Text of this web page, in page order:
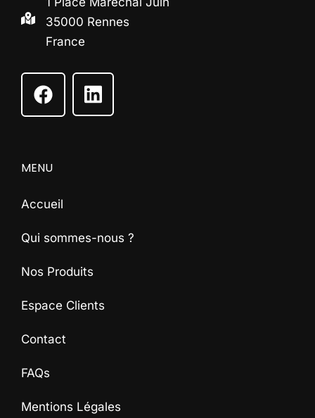
35000 Rennes
France
MENU
Accueil
Qui sommes-nous ?
Nos Produits
Espace Clients
Contact
FAQs
Mentions Légales